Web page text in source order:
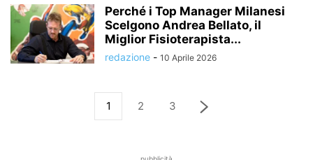
Perché i Top Manager Milanesi
Scelgono Andrea Bellato, il
Miglior Fisioterapista...
redazione - 10 Aprile 2026
1 2 3